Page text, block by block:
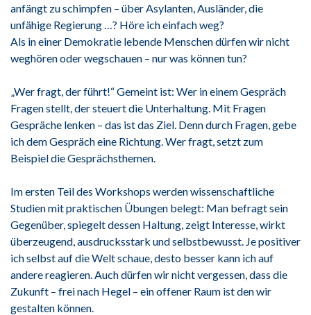
anfängt zu schimpfen – über Asylanten, Ausländer, die
unfähige Regierung …? Höre ich einfach weg?
Als in einer Demokratie lebende Menschen dürfen wir nicht
weghören oder wegschauen – nur was können tun?
„Wer fragt, der führt!“ Gemeint ist: Wer in einem Gespräch
Fragen stellt, der steuert die Unterhaltung. Mit Fragen
Gespräche lenken – das ist das Ziel. Denn durch Fragen, gebe
ich dem Gespräch eine Richtung. Wer fragt, setzt zum
Beispiel die Gesprächsthemen.
Im ersten Teil des Workshops werden wissenschaftliche
Studien mit praktischen Übungen belegt: Man befragt sein
Gegenüber, spiegelt dessen Haltung, zeigt Interesse, wirkt
überzeugend, ausdrucksstark und selbstbewusst. Je positiver
ich selbst auf die Welt schaue, desto besser kann ich auf
andere reagieren. Auch dürfen wir nicht vergessen, dass die
Zukunft – frei nach Hegel – ein offener Raum ist den wir
gestalten können.